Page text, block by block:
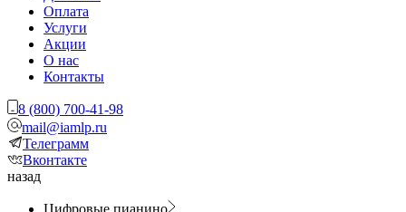
Оплата
Услуги
Акции
О нас
Контакты
8 (800) 700-41-98
mail@iamlp.ru
Телеграмм
Вконтакте
назад
Цифровые пианино